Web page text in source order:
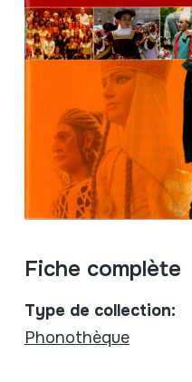
Fiche complète
Type de collection:
Phonothèque